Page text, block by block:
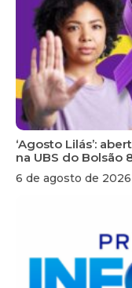
‘Agosto Lilás’:
na UBS do Bolsão
6 de agosto de 2026